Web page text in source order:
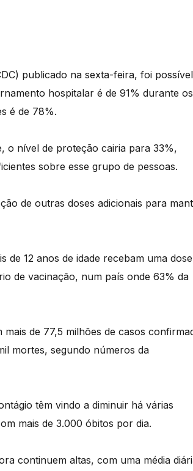
publicado na sexta-feira, foi possível
hospitalar é de 91% durante os
é de 78%.
o nível de proteção cairia para 33%,
sobre esse grupo de pessoas.
de outras doses adicionais para
de 12 anos de idade recebam uma
de vacinação, num país onde 63% da
de 77,5 milhões de casos
mortes, segundo números da
têm vindo a diminuir há várias
mais de 3.000 óbitos por dia.
continuem altas, com uma média